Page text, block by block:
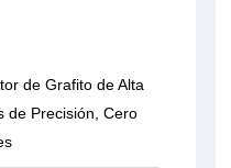
de Grafito de Alta
de Precisión, Cero